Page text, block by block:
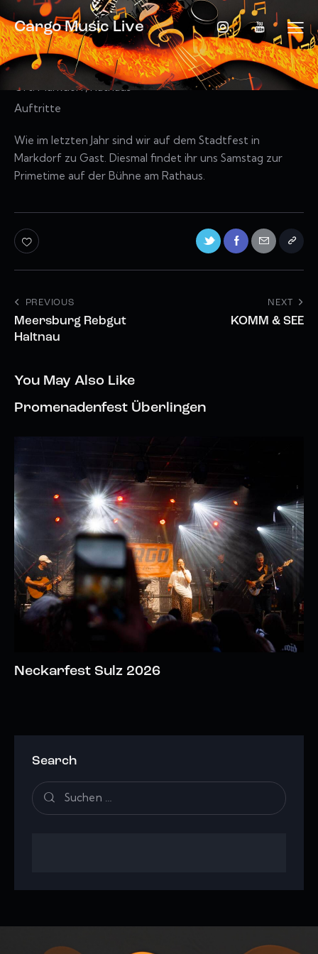
Cargo Music Live
Datum:6. Juni 2026
Uhrzeit: 20:00
Ort:Markdorf, Rathaus
Auftritte
Wie im letzten Jahr sind wir auf dem Stadtfest in
Markdorf zu Gast. Diesmal findet ihr uns Samstag zur
Primetime auf der Bühne am Rathaus.
PREVIOUS
Meersburg Rebgut
Haltnau
NEXT
KOMM & SEE
You May Also Like
Promenadenfest Überlingen
Neckarfest Sulz 2026
Search